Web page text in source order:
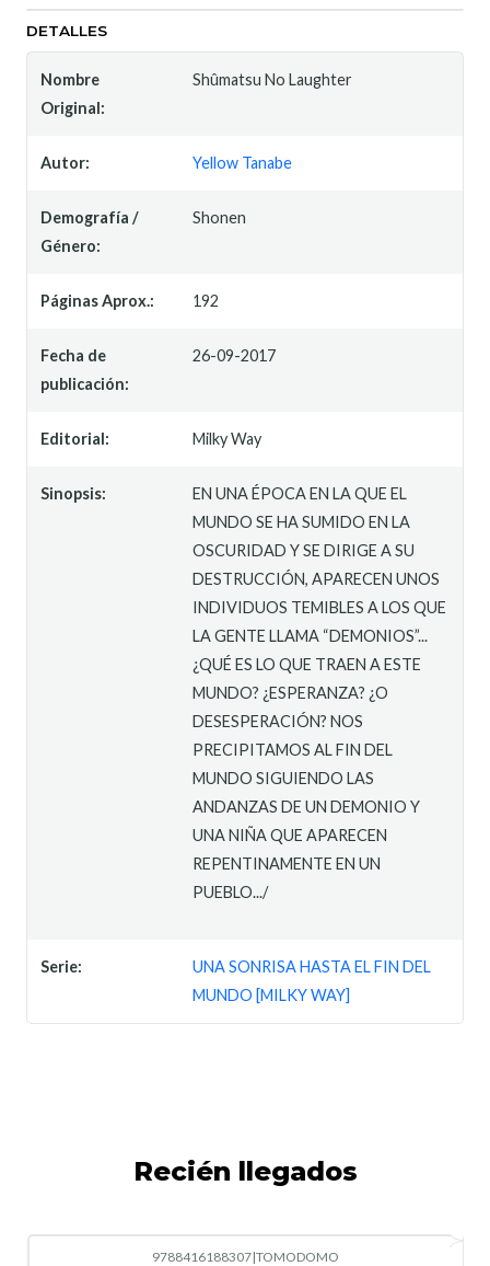
DETALLES
Nombre
Original:
Shûmatsu No Laughter
Autor: Yellow Tanabe
Demografía /
Género:
Shonen
Páginas Aprox.: 192
Fecha de
publicación:
26-09-2017
Editorial: Milky Way
Sinopsis:
EN UNA ÉPOCA EN LA QUE EL
MUNDO SE HA SUMIDO EN LA
OSCURIDAD Y SE DIRIGE A SU
DESTRUCCIÓN, APARECEN UNOS
INDIVIDUOS TEMIBLES A LOS QUE
LA GENTE LLAMA “DEMONIOS”...
¿QUÉ ES LO QUE TRAEN A ESTE
MUNDO? ¿ESPERANZA? ¿O
DESESPERACIÓN? NOS
PRECIPITAMOS AL FIN DEL
MUNDO SIGUIENDO LAS
ANDANZAS DE UN DEMONIO Y
UNA NIÑA QUE APARECEN
REPENTINAMENTE EN UN
PUEBLO.../
Serie:
UNA SONRISA HASTA EL FIN DEL
MUNDO [MILKY WAY]
Recién llegados
9788416188307|TOMODOMO